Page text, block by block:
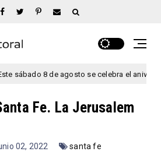
de agosto se celebra el aniversario San
Fe. La Jerusalem
02, 2022 santa fe